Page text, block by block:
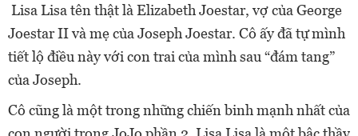
Lisa Lisa tên thật là Elizabeth Joestar, vợ của George
Joestar II và mẹ của Joseph Joestar. Cô ấy đã tự mình
tiết lộ điều này với con trai của mình sau “đám tang”
của Joseph.
Cô cũng là một trong những chiến binh mạnh nhất của